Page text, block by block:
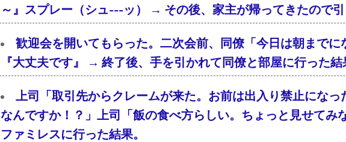
～』スプレー（シュ---ッ） → その後、家主が帰ってきたので
歓迎会を開いてもらった。二次会前、同僚「今日は朝まで
『大丈夫です』 → 終了後、手を引かれて同僚と部屋に行った
上司「取引先からクレームが来た。お前は出入り禁止にな
なんですか！？」上司「飯の食べ方らしい。ちょっと見せて
ファミレスに行った結果。